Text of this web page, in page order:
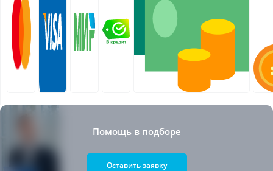
Помощь в подборе
Оставить заявку